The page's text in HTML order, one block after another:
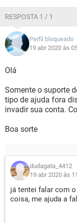
RESPOSTA 1 / 1
Perfil bloqueado
19 abr 2020 às
Olá
Somente o suporte
tipo de ajuda fora
invadir sua conta.
Boa sorte
dudagata_4412
19 abr 2020 às
já tentei falar com
coisa, me ajuda a